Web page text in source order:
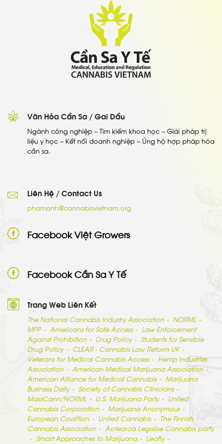
Văn Hóa Cần Sa / Gai Dầu
Ngành công nghiệp – Tìm kiếm khoa học – Giải pháp trị
liệu y học – Kết nối doanh nghiệp – Ủng hộ hợp pháp hóa
cần sa.
Liên Hệ / Contact Us
phamanh@cannabisvietnam.org
Facebook Việt Growers
Facebook Cần Sa Y Tế
Trang Web Liên Kết
The National Cannabis Industry Association
NORML
MPP
Americans for Safe Access
Law Enforcement
Against Prohibition
Drug Policy
Students for Sensible
Drug Policy
CLEAR - Cannabis Law Reform UK
Veterans for Medical Cannabis Access
Hemp Industries
Association
American Medical Marijuana Association
American Alliance for Medical Cannabis
Marijuana
Business Daily
Society of Cannabis Clinicians
MassCann/NORML
U.S. Marijuana Party
United
Cannabis Corporation
Marijuana Anonymous
European Coalition
United Cannabis
The Finnish
Cannabis Association
Aotearoa Legalise Cannabis party
Smart Approaches to Marijuana
Leafly